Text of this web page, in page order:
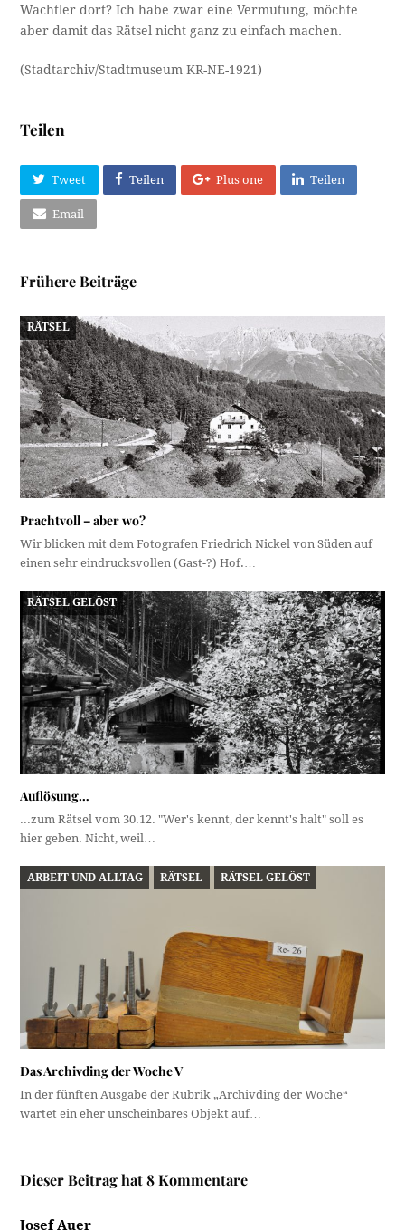
Wachtler dort? Ich habe zwar eine Vermutung, möchte
aber damit das Rätsel nicht ganz zu einfach machen.
(Stadtarchiv/Stadtmuseum KR-NE-1921)
Teilen
Tweet Teilen Plus one Teilen
Email
Frühere Beiträge
RÄTSEL
Prachtvoll – aber wo?
Wir blicken mit dem Fotografen Friedrich Nickel von Süden auf
einen sehr eindrucksvollen (Gast-?) Hof.…
RÄTSEL GELÖST
Auflösung…
...zum Rätsel vom 30.12. "Wer's kennt, der kennt's halt" soll es
hier geben. Nicht, weil…
ARBEIT UND ALLTAG RÄTSEL RÄTSEL GELÖST
Das Archivding der Woche V
In der fünften Ausgabe der Rubrik „Archivding der Woche“
wartet ein eher unscheinbares Objekt auf…
Dieser Beitrag hat 8 Kommentare
Josef Auer